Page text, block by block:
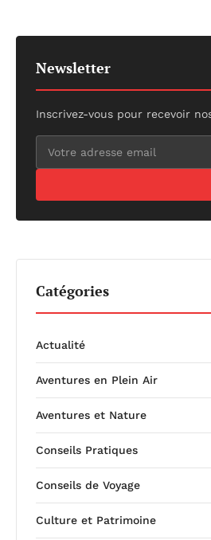
Newsletter
Inscrivez-vous pour recevoir
Catégories
Actualité
Aventures en Plein Air
Aventures et Nature
Conseils Pratiques
Conseils de Voyage
Culture et Patrimoine